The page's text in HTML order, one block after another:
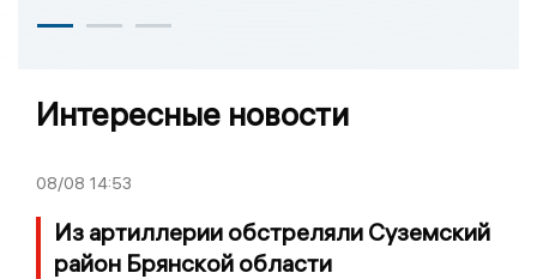
Интересные новости
08/08 14:53
Из артиллерии обстреляли Суземский
район Брянской области